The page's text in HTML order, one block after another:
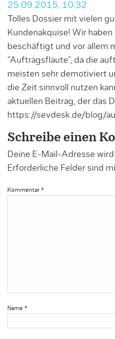
25.09.2015, 10:32
Tolles Dossier mit vielen
Kundenakquise! Wir
beschäftigt und vor allem
“Auftragsflaute”, da die
meisten sehr demotiviert
die Zeit sinnvoll nutzen
aktuellen Beitrag, der das
https://sevdesk.de/blog/
Schreibe einen
Deine E-Mail-Adresse
Erforderliche Felder sind
Kommentar *
Name *